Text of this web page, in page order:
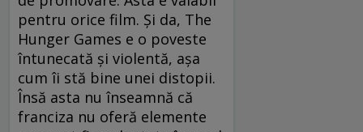
pentru orice film. Şi da, The
Hunger Games e o poveste
întunecată şi violentă, aşa
cum îi stă bine unei distopii.
Însă asta nu înseamnă că
franciza nu oferă elemente